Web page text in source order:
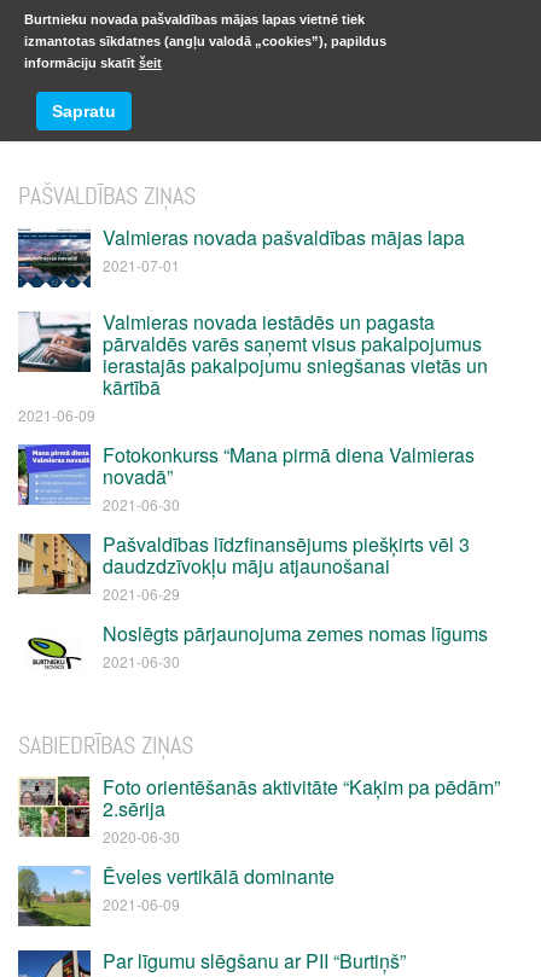
ZIŅU ARHĪVS
PAŠVALDĪBAS ZIŅAS
Valmieras novada pašvaldības mājas lapa
2021-07-01
Valmieras novada iestādēs un pagasta
pārvaldēs varēs saņemt visus pakalpojumus
ierastajās pakalpojumu sniegšanas vietās un
kārtībā
2021-06-09
Fotokonkurss “Mana pirmā diena Valmieras
novadā”
2021-06-30
Pašvaldības līdzfinansējums piešķirts vēl 3
daudzdzīvokļu māju atjaunošanai
2021-06-29
Noslēgts pārjaunojuma zemes nomas līgums
2021-06-30
SABIEDRĪBAS ZIŅAS
Foto orientēšanās aktivitāte “Kaķim pa pēdām”
2.sērija
2020-06-30
Ēveles vertikālā dominante
2021-06-09
Par līgumu slēgšanu ar PII “Burtiņš”
Burtnieku novada pašvaldības mājas lapas vietnē tiek
izmantotas sīkdatnes (angļu valodā „cookies”), papildus
informāciju skatīt šeit
Sapratu